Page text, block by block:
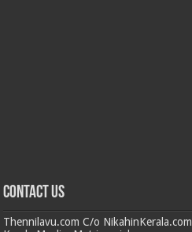
Contact us
Thennilavu.com C/o NikahinKerala.com